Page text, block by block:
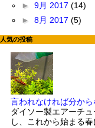
► 9月 2017 (14)
► 8月 2017 (5)
人気の投稿
言われなければ分か
ダイソー製エアーチ
し、これから始まる